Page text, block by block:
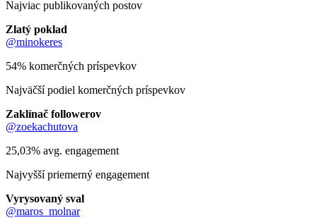
Najviac publikovaných postov
Zlatý poklad
@minokeres
54% komerčných príspevkov
Najväčší podiel komerčných príspevkov
Zaklínač followerov
@zoekachutova
25,03% avg. engagement
Najvyšší priemerný engagement
Vyrysovaný sval
@maros_molnar